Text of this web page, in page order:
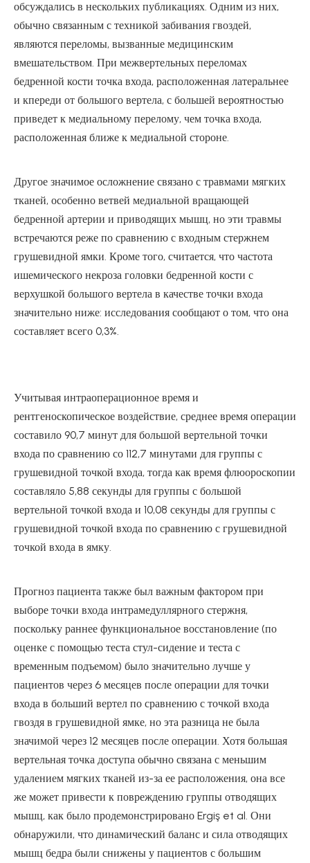
обсуждались в нескольких публикациях. Одним из них,
обычно связанным с техникой забивания гвоздей,
являются переломы, вызванные медицинским
вмешательством. При межвертельных переломах
бедренной кости точка входа, расположенная латеральнее
и кпереди от большого вертела, с большей вероятностью
приведет к медиальному перелому, чем точка входа,
расположенная ближе к медиальной стороне.
Другое значимое осложнение связано с травмами мягких
тканей, особенно ветвей медиальной вращающей
бедренной артерии и приводящих мышц, но эти травмы
встречаются реже по сравнению с входным стержнем
грушевидной ямки. Кроме того, считается, что частота
ишемического некроза головки бедренной кости с
верхушкой большого вертела в качестве точки входа
значительно ниже: исследования сообщают о том, что она
составляет всего 0,3%.
Учитывая интраоперационное время и
рентгеноскопическое воздействие, среднее время операции
составило 90,7 минут для большой вертельной точки
входа по сравнению со 112,7 минутами для группы с
грушевидной точкой входа, тогда как время флюороскопии
составляло 5,88 секунды для группы с большой
вертельной точкой входа и 10,08 секунды для группы с
грушевидной точкой входа по сравнению с грушевидной
точкой входа в ямку.
Прогноз пациента также был важным фактором при
выборе точки входа интрамедуллярного стержня,
поскольку раннее функциональное восстановление (по
оценке с помощью теста стул-сидение и теста с
временным подъемом) было значительно лучше у
пациентов через 6 месяцев после операции для точки
входа в больший вертел по сравнению с точкой входа
гвоздя в грушевидной ямке, но эта разница не была
значимой через 12 месяцев после операции. Хотя большая
вертельная точка доступа обычно связана с меньшим
удалением мягких тканей из-за ее расположения, она все
же может привести к повреждению группы отводящих
мышц, как было продемонстрировано Ergiş et al. Они
обнаружили, что динамический баланс и сила отводящих
мышц бедра были снижены у пациентов с большим